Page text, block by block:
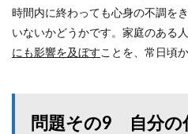
時間内に終わっても心身の不調を
いないかどうかです。家庭のある人
にも影響を及ぼすことを、常日頃
問題その9 自分の